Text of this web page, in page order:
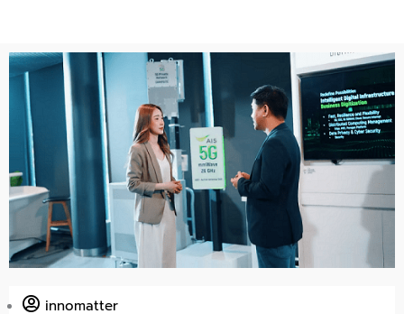
innomatter